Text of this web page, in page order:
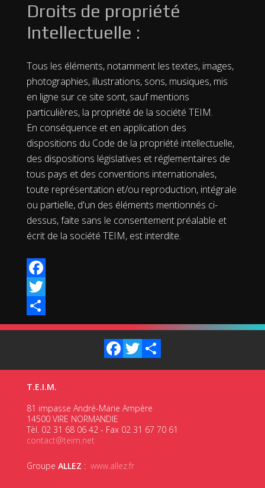
Droits de propriété
Intellectuelle :
Tous les éléments, notamment les textes, images,
photographies, illustrations, sons, musiques, mis
en ligne sur ce site sont, sauf mentions
particulières, la propriété de la société TEIM.
En conséquence et en application des
dispositions du Code de la propriété intellectuelle,
des dispositions législatives et réglementaires de
tous pays et des conventions internationales,
toute représentation et/ou reproduction, intégrale
ou partielle, d'un des éléments mentionnés ci-
dessus, faite sans le consentement préalable et
écrit de la société TEIM, est interdite.
Facebook
Twitter
Share
Facebook
TwitterShare
T.E.I.M.
81 impasse André-Marie Ampère
14500 VIRE NORMANDIE
Tèl. 02 31 68 06 42 - Fax 02 31 67 70 61
contact@teim.net
Groupe ALLEZ : www.allez.fr